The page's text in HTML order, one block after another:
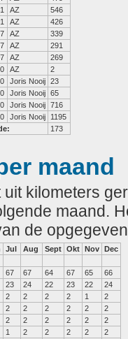
AZ
546
AZ
426
AZ
339
AZ
291
AZ
269
AZ
2
Joris Nooij 23
Joris Nooij 65
Joris Nooij 716
Joris Nooij
1195
173
maand
kilometers
maand.
de
Jul Aug Sept Okt Nov Dec
67 67 64 67 65
66
23 24 22 23 22
24
2 2 2 2 1
2
2 2 2 2 2
2
2 2 2 2 2
2
1 2 2 2 2
2